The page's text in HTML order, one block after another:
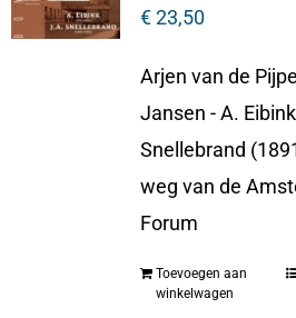
€23,50
Arjen van de
Jansen - A.
Snellebrand
weg van de
Forum
Toevoegen aan
winkelwagen